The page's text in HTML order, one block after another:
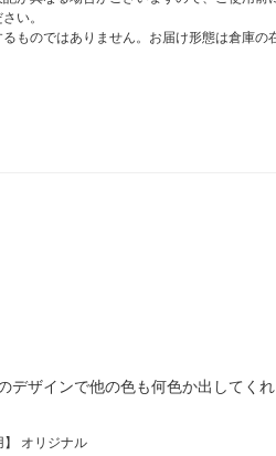
い。
ものではありません。お届け形態は倉庫
ザインで他の色も何色か出してく
オリジナル